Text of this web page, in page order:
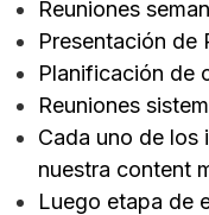
Reuniones
Presentación de
Planificación de
Reuniones
Cada uno de los
nuestra content
Luego etapa de